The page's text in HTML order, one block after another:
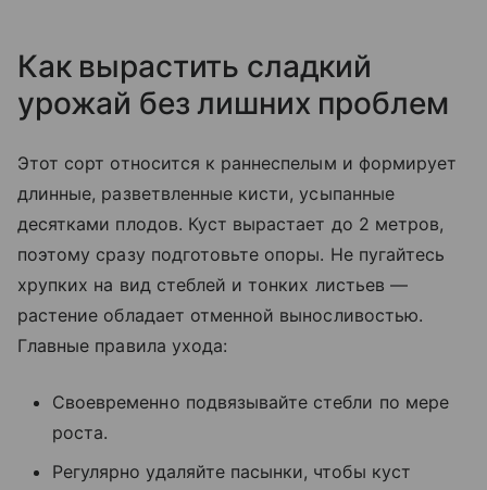
Как вырастить сладкий
урожай без лишних проблем
Этот сорт относится к раннеспелым и формирует
длинные, разветвленные кисти, усыпанные
десятками плодов. Куст вырастает до 2 метров,
поэтому сразу подготовьте опоры. Не пугайтесь
хрупких на вид стеблей и тонких листьев —
растение обладает отменной выносливостью.
Главные правила ухода:
Своевременно подвязывайте стебли по мере
роста.
Регулярно удаляйте пасынки, чтобы куст